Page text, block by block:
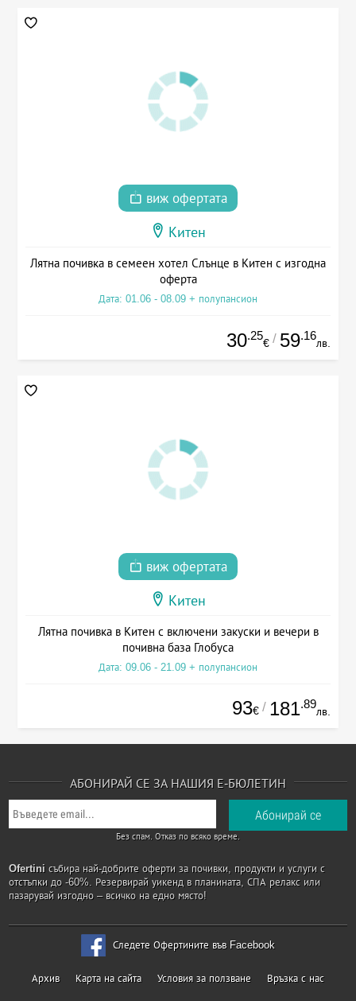
виж офертата
Китен
Лятна почивка в семеен хотел Слънце в Китен с изгодна
оферта
Дата: 01.06 - 08.09 + полупансион
30.25
€ / 59.16
лв.
виж офертата
Китен
Лятна почивка в Китен с включени закуски и вечери в
почивна база Глобуса
Дата: 09.06 - 21.09 + полупансион
93€ / 181.89
лв.
АБОНИРАЙ СЕ ЗА НАШИЯ Е-БЮЛЕТИН
Без спам. Отказ по всяко време.
Ofertini събира най-добрите оферти за почивки, продукти и услуги с
отстъпки до -60%. Резервирай уикенд в планината, СПА релакс или
пазарувай изгодно – всичко на едно място!
Следете Офертините във Facebook
Архив Карта на сайта Условия за ползване Връзка с нас